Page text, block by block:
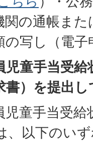
関の通帳ま
の写し（電子
児童手当受
書）を提出
童手当受給
、以下のい